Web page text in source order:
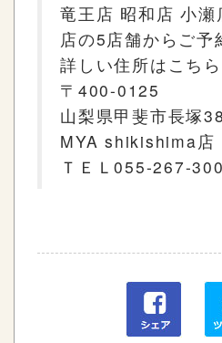
竜王店 昭和店 小瀬
店の5店舗からご予
詳しい住所はこち
〒 400-0125
山梨県甲斐市長塚
MYA shikishima店
ＴＥＬ055-267-